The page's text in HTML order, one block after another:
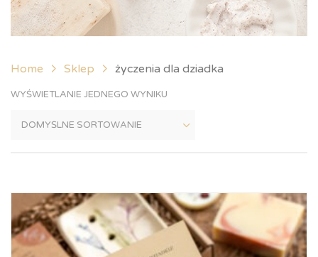
Home Sklep życzenia dla dziadka
WYŚWIETLANIE JEDNEGO WYNIKU